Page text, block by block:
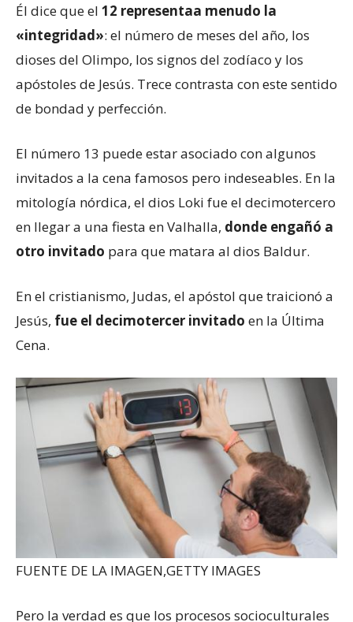
Él dice que el 12 representaa menudo la
«integridad»: el número de meses del año, los
dioses del Olimpo, los signos del zodíaco y los
apóstoles de Jesús. Trece contrasta con este sentido
de bondad y perfección.
El número 13 puede estar asociado con algunos
invitados a la cena famosos pero indeseables. En la
mitología nórdica, el dios Loki fue el decimotercero
en llegar a una fiesta en Valhalla, donde engañó a
otro invitado para que matara al dios Baldur.
En el cristianismo, Judas, el apóstol que traicionó a
Jesús, fue el decimotercer invitado en la Última
Cena.
FUENTE DE LA IMAGEN,GETTY IMAGES
Pero la verdad es que los procesos socioculturales